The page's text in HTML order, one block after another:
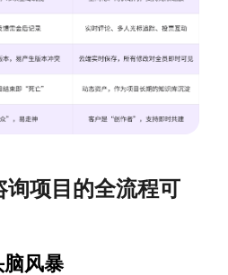
业部署方案
询项目的全流程可
风暴